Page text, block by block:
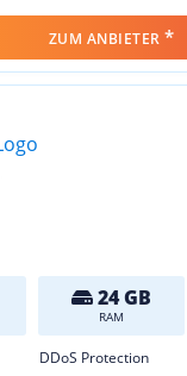
ZUM ANBIETER *
24 GB
RAM
DDoS Protection